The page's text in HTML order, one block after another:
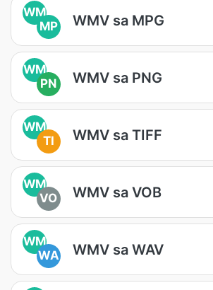
WM
MP
WMV sa MPG
WM
PN
WMV sa PNG
WM
TI
WMV sa TIFF
WM
VO
WMV sa VOB
WM
WA
WMV sa WAV